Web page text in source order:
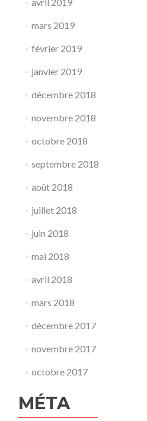
mars 2019
février 2019
janvier 2019
décembre 2018
novembre 2018
octobre 2018
septembre 2018
août 2018
juillet 2018
juin 2018
mai 2018
avril 2018
mars 2018
décembre 2017
novembre 2017
octobre 2017
MÉTA